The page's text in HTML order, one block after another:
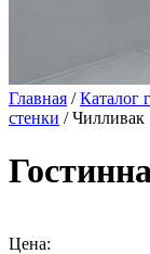
Главная /Каталог
стенки / Чилливак
Цена: